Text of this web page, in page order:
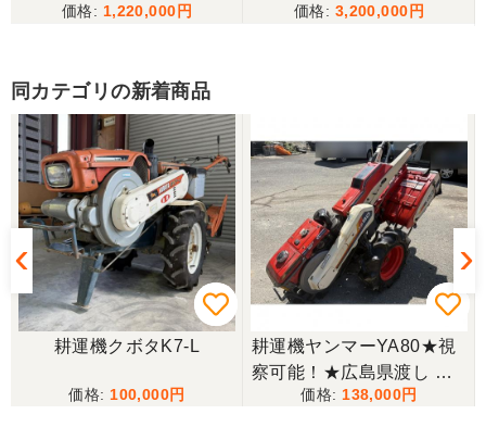
当方の要望に対して、素早く対応していただき感謝
三重県／山﨑
スタッフの鈴木さんが親切で機械に詳しく 丁寧にご
対応頂きました。 ありがとう！ 少し距離はあります
が、今後も農機具を買う際はのうき屋さんを利用し
ようと思います。
三重県／miraisann
写真と現物が違いすぎる
こちらの、対応も、よく、大変、満足、です。
1,220,000 3,200,000
同カテゴリの新着商品
耕運機クボタK7-L
100,000
耕運機ヤンマーYA80★視
察可能！★広島県渡し ヤ
ンマー 耕運機 YA80 8馬力
138,000